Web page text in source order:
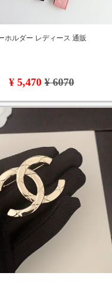
ホルダー レディース 通販
¥ 5,470¥ 6070